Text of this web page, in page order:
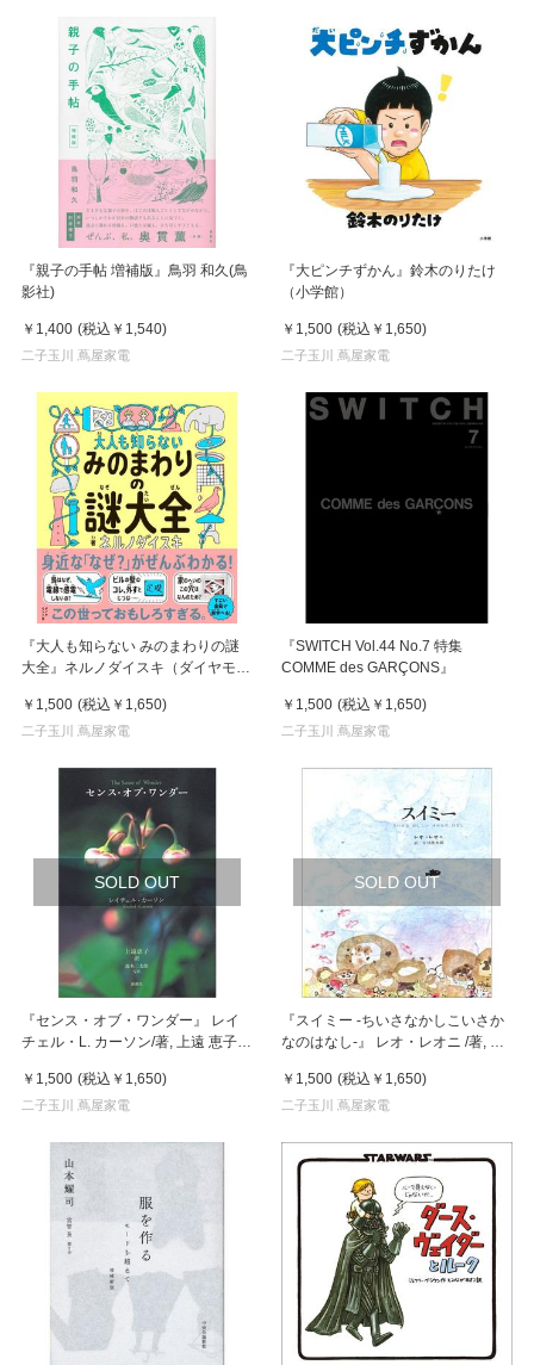
『親子の手帖 増補版』鳥羽 和久(鳥
影社)
￥1,400 (税込 ￥1,540)
二子玉川 蔦屋家電
『大ピンチずかん』鈴木のりたけ
（小学館）
￥1,500 (税込 ￥1,650)
二子玉川 蔦屋家電
『大人も知らない みのまわりの謎
大全』ネルノダイスキ（ダイヤモン
￥1,500 (税込 ￥1,650)
二子玉川 蔦屋家電
『SWITCH Vol.44 No.7 特集
COMME des GARÇONS』
￥1,500 (税込 ￥1,650)
二子玉川 蔦屋家電
SOLD OUT
『センス・オブ・ワンダー』 レイ
チェル・L. カーソン/著, 上遠 恵子/
￥1,500 (税込 ￥1,650)
二子玉川 蔦屋家電
SOLD OUT
『スイミー -ちいさなかしこいさか
なのはなし-』 レオ・レオニ /著, 谷
￥1,500 (税込 ￥1,650)
二子玉川 蔦屋家電